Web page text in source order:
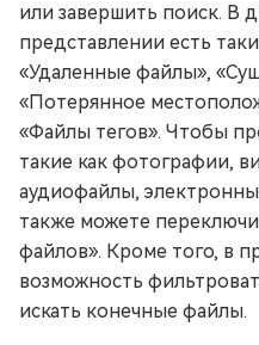
или завершить поиск. В
представлении есть
«Удаленные файлы»,
«Потерянное
«Файлы тегов». Чтобы
такие как фотографии,
аудиофайлы,
также можете
файлов». Кроме того, в
возможность
искать конечные файлы.